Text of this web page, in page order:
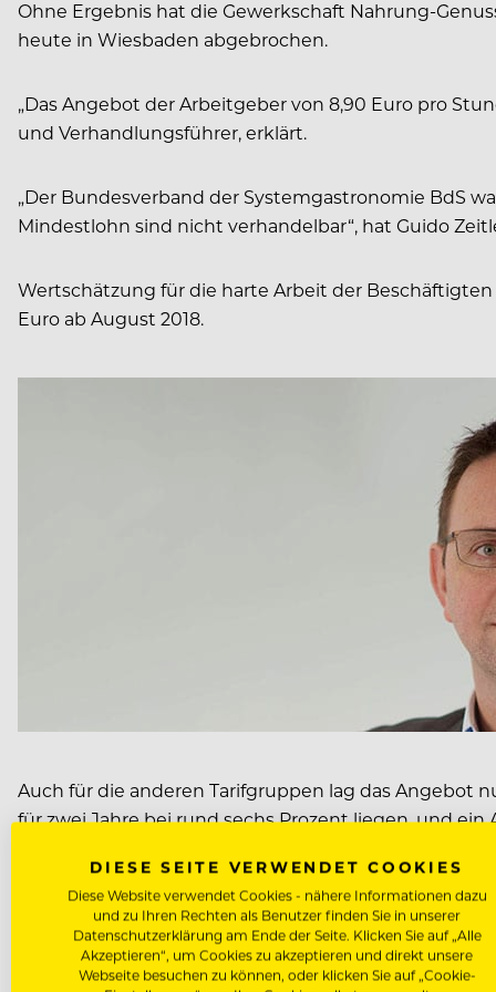
Ohne Ergebnis hat die Gewerkschaft Nahrung-
heute in Wiesbaden abgebrochen.
„Das Angebot der Arbeitgeber von 8,90 Euro pro
und Verhandlungsführer, erklärt.
„Der Bundesverband der Systemgastronomie BdS
Mindestlohn sind nicht verhandelbar“, hat Guido
Wertschätzung für die harte Arbeit der
Euro ab August 2018.
Auch für die anderen Tarifgruppen lag das Angebot
für zwei Jahre bei rund sechs Prozent liegen, und
„Ein Weltkonzern wie McDonald’s, der Platzhirsch
Niedrigstlöhnen abspeisen. Dieses
trägt zur sozialen Ungerechtigkeit bei.“
DIESE SEITE VERWENDET COOKIES
Diese Website verwendet Cookies - nähere Informationen dazu
und zu Ihren Rechten als Benutzer finden Sie in unserer
Datenschutzerklärung am Ende der Seite. Klicken Sie auf „Alle
Akzeptieren“, um Cookies zu akzeptieren und direkt unsere
Webseite besuchen zu können, oder klicken Sie auf „Cookie-